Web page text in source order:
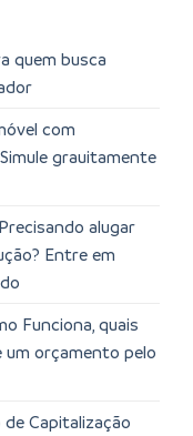
quem busca
com
grauitamente
alugar
Entre em
Funciona, quais
um orçamento pelo
Capitalização